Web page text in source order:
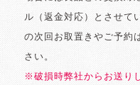
ル（返金対応）とさせて
の次回お取置きやご予約
さい。
※破損時弊社からお送り